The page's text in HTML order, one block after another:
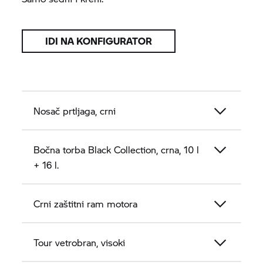
IDI NA KONFIGURATOR
Nosač prtljaga, crni
Bočna torba Black Collection, crna, 10 l
+ 16 l.
Crni zaštitni ram motora
Tour vetrobran, visoki